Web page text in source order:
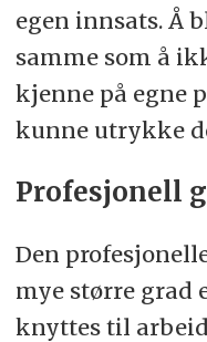
egen innsats. Å
samme som å
kjenne på egne
kunne utrykke
Profesjonell
Den
mye større grad
knyttes til